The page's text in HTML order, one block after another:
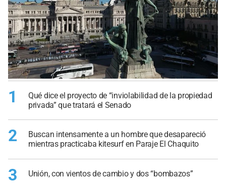
1
Qué dice el proyecto de “inviolabilidad de la propiedad
privada” que tratará el Senado
2
Buscan intensamente a un hombre que desapareció
mientras practicaba kitesurf en Paraje El Chaquito
3 Unión, con vientos de cambio y dos “bombazos”